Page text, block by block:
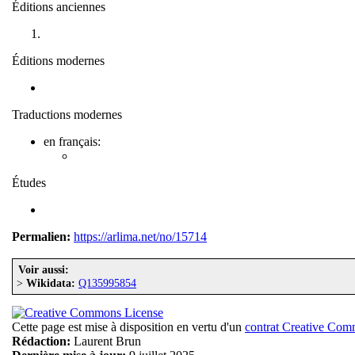
Éditions anciennes
Éditions modernes
Traductions modernes
en français:
Études
Permalien: https://arlima.net/no/15714
Voir aussi:
> Wikidata: Q135995854
Cette page est mise à disposition en vertu d'un contrat Creative
Rédaction: Laurent Brun